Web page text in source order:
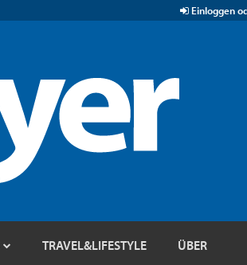
Einloggen
TRAVEL&LIFESTYLE ÜBER